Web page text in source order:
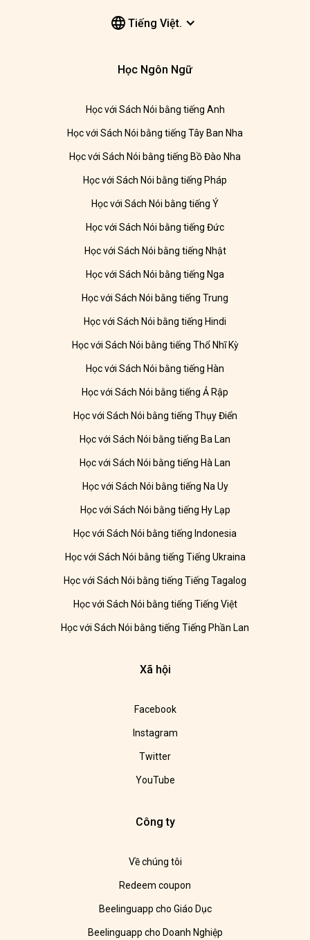
Tiếng Việt.
Học Ngôn Ngữ
Học với Sách Nói bằng tiếng Anh
Học với Sách Nói bằng tiếng Tây Ban Nha
Học với Sách Nói bằng tiếng Bồ Đào Nha
Học với Sách Nói bằng tiếng Pháp
Học với Sách Nói bằng tiếng Ý
Học với Sách Nói bằng tiếng Đức
Học với Sách Nói bằng tiếng Nhật
Học với Sách Nói bằng tiếng Nga
Học với Sách Nói bằng tiếng Trung
Học với Sách Nói bằng tiếng Hindi
Học với Sách Nói bằng tiếng Thổ Nhĩ Kỳ
Học với Sách Nói bằng tiếng Hàn
Học với Sách Nói bằng tiếng Ả Rập
Học với Sách Nói bằng tiếng Thụy Điển
Học với Sách Nói bằng tiếng Ba Lan
Học với Sách Nói bằng tiếng Hà Lan
Học với Sách Nói bằng tiếng Na Uy
Học với Sách Nói bằng tiếng Hy Lạp
Học với Sách Nói bằng tiếng Indonesia
Học với Sách Nói bằng tiếng Tiếng Ukraina
Học với Sách Nói bằng tiếng Tiếng Tagalog
Học với Sách Nói bằng tiếng Tiếng Việt
Học với Sách Nói bằng tiếng Tiếng Phần Lan
Xã hội
Facebook
Instagram
Twitter
YouTube
Công ty
Về chúng tôi
Redeem coupon
Beelinguapp cho Giáo Dục
Beelinguapp cho Doanh Nghiệp